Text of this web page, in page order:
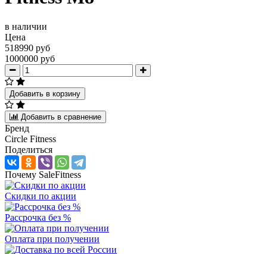
в наличии
Цена
518990 руб
1000000 руб
Добавить в корзину
Добавить в сравнение
Бренд
Circle Fitness
Поделиться
Почему SaleFitness
Скидки по акции
Рассрочка без %
Оплата при получении